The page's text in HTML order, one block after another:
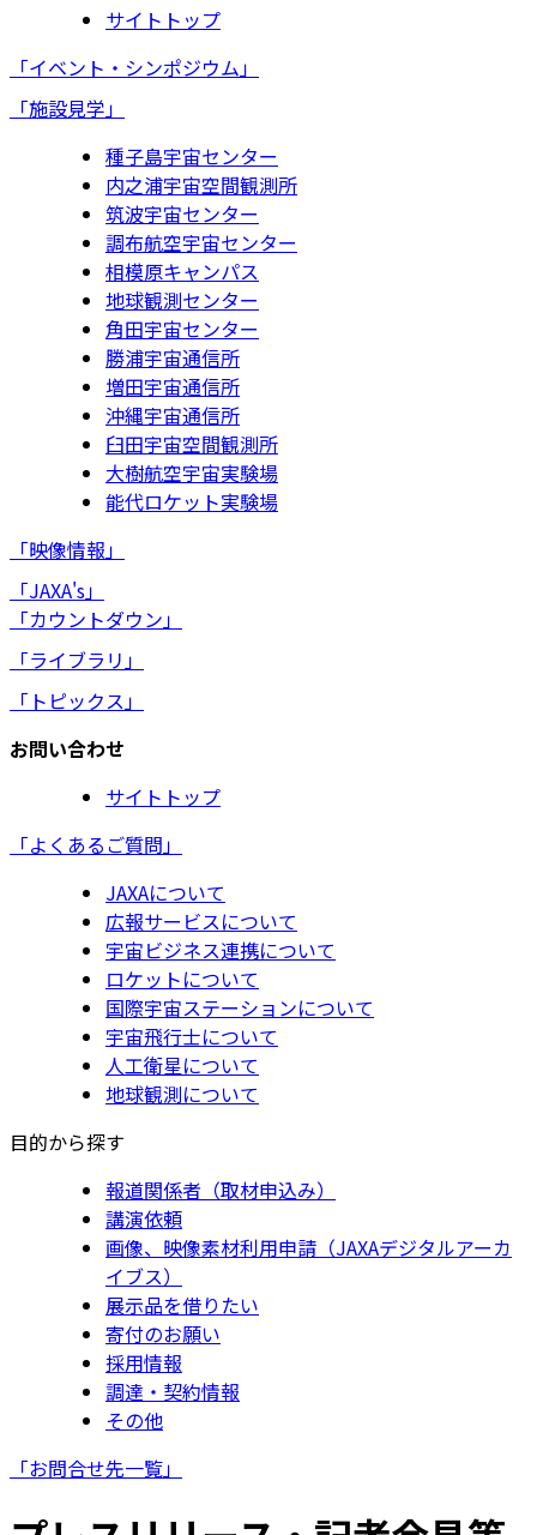
サイトトップ
「イベント・シンポジウム」
「施設見学」
種子島宇宙センター
内之浦宇宙空間観測所
筑波宇宙センター
調布航空宇宙センター
相模原キャンパス
地球観測センター
角田宇宙センター
勝浦宇宙通信所
増田宇宙通信所
沖縄宇宙通信所
臼田宇宙空間観測所
大樹航空宇宙実験場
能代ロケット実験場
「映像情報」
「JAXA's」
「カウントダウン」
「ライブラリ」
「トピックス」
お問い合わせ
サイトトップ
「よくあるご質問」
JAXAについて
広報サービスについて
宇宙ビジネス連携について
ロケットについて
国際宇宙ステーションについて
宇宙飛行士について
人工衛星について
地球観測について
目的から探す
報道関係者（取材申込み）
講演依頼
画像、映像素材利用申請（JAXAデジタルアーカ
イブス）
展示品を借りたい
寄付のお願い
採用情報
調達・契約情報
その他
「お問合せ先一覧」